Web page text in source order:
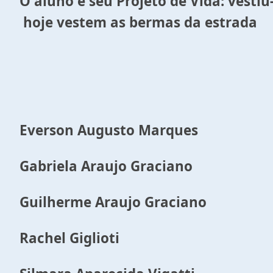
hoje vestem as bermas da estrada
Everson Augusto Marques
Gabriela Araujo Graciano
Guilherme Araujo Graciano
Rachel Giglioti